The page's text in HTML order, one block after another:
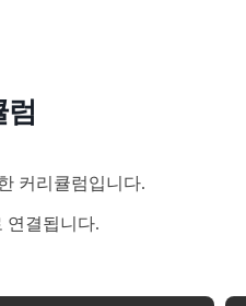
럼
커리큘럼입니다.
연결됩니다.